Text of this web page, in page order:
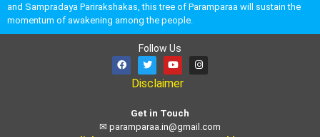
and Sampradaya Parirakshakas, this tree of Paramparaa will sustain the
momentum of awakening among the people.
Follow Us
Disclaimer
Get in Touch
✉ paramparaa.in@gmail.com